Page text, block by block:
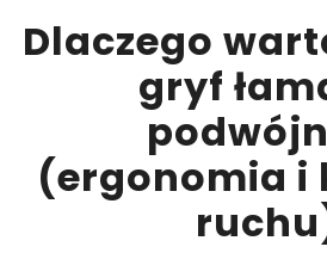
Dlaczego
gryf
(ergonomia i